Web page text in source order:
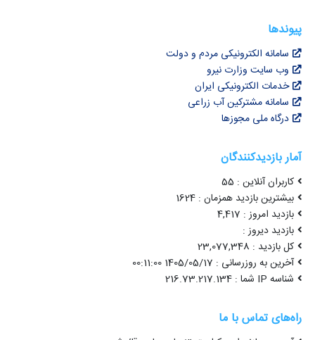
پیوندها
سامانه الکترونیکی مردم و دولت
وب سایت وزارت نیرو
خدمات الکترونیکی ایران
سامانه مشترکین آب زراعی
درگاه ملی مجوزها
آمار بازدیدکنندگان
کاربران آنلاین : 55
بیشترین بازدید همزمان : 1624
بازدید امروز : 4,417
بازدید دیروز :
کل بازدید : 23,077,348
آخرین به روزرسانی : 1405/05/17 00:11:00
شناسه IP شما : 216.73.217.134
راه‌های تماس با ما